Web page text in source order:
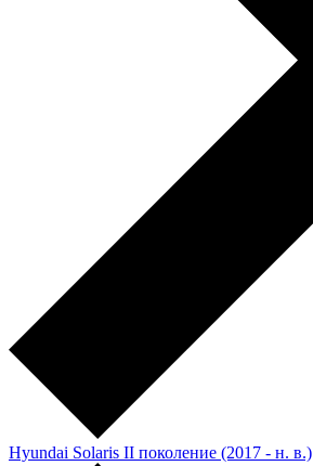
Hyundai Solaris II поколение (2017 - н. в.)